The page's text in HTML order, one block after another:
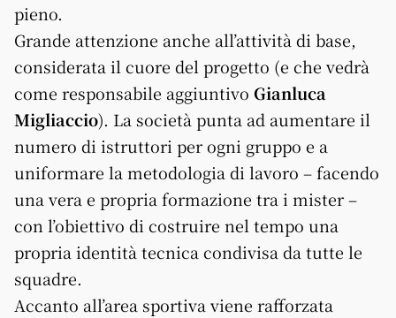
pieno.
Grande attenzione anche all’attività di base,
considerata il cuore del progetto (e che vedrà
come responsabile aggiuntivo Gianluca
Migliaccio). La società punta ad aumentare il
numero di istruttori per ogni gruppo e a
uniformare la metodologia di lavoro – facendo
una vera e propria formazione tra i mister –
con l’obiettivo di costruire nel tempo una
propria identità tecnica condivisa da tutte le
squadre.
Accanto all’area sportiva viene rafforzata